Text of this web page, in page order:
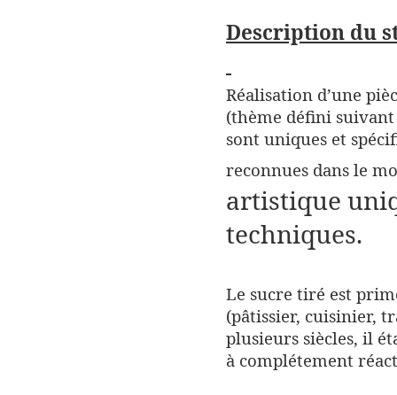
Description du
Réalisation d’une
(thème défini
sont uniques et
reconnues dans le
artistique
techniques.
Le sucre tiré est
(pâtissier, cuisinier,
plusieurs siècles, il
à complétement